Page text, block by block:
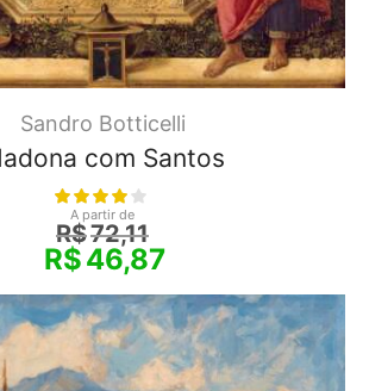
Sandro Botticelli
com Santos
A partir de
R$72,11
R$46,87